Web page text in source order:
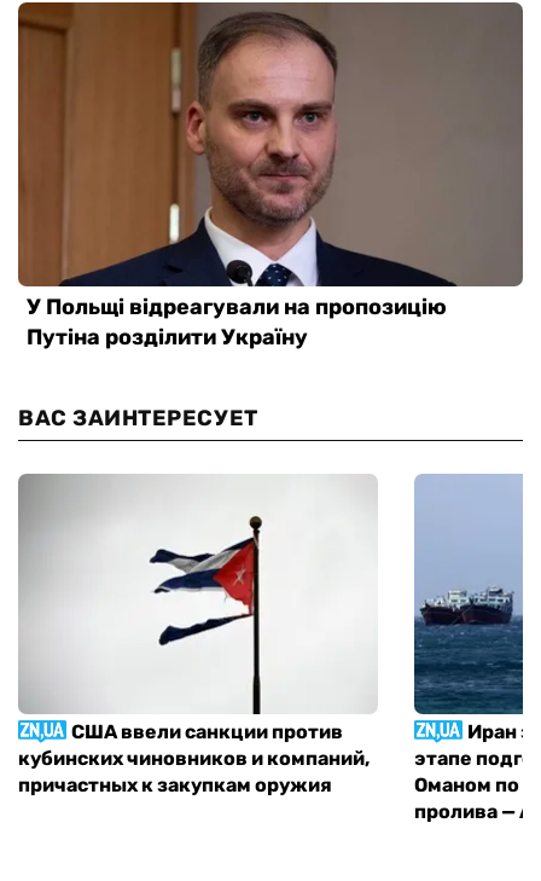
ВАС ЗАИНТЕРЕСУЕТ
США ввели санкции против
кубинских чиновников и компаний,
причастных к закупкам оружия
Иран
этапе
Оманом по
пролива —